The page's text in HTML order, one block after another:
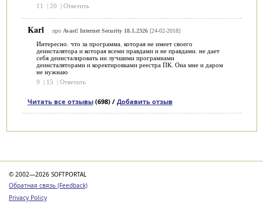
11
| 20 | Ответить
Karl про Avast! Internet Security 18.1.2326[24-02-2018]
Интересно. что за программа. которая не имеет своего
деинсталятора и которая всеми правдами и не правдами. не дает
себя деинсталировать ни лучшими програмнами
деинсталяторами и коректировками реестра ПК. Она мне и даром
не нужнаю
9
15 Ответить
Читать все отзывы(698) / Добавить отзыв
© 2002—2026 SOFTPORTAL
Обратная связь (Feedback)
Privacy Policy